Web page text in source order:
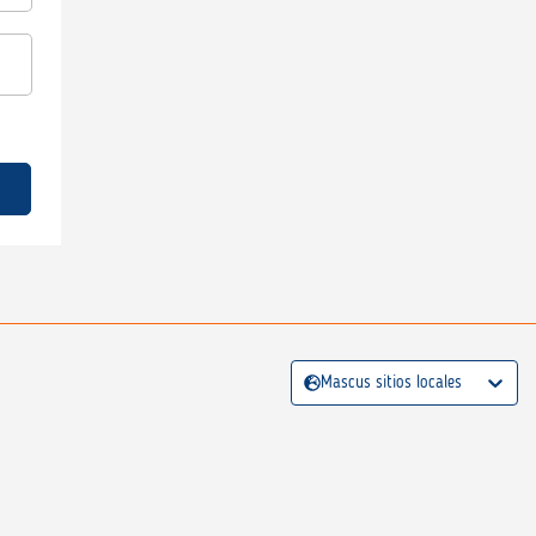
Mascus sitios locales